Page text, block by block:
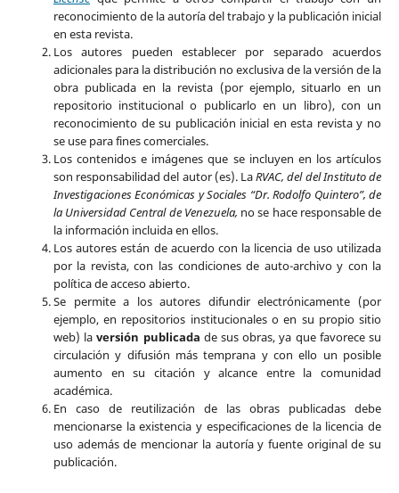
reconocimiento de la autoría del trabajo y la publicación inicial
en esta revista.
Los autores pueden establecer por separado acuerdos
adicionales para la distribución no exclusiva de la versión de la
obra publicada en la revista (por ejemplo, situarlo en un
repositorio institucional o publicarlo en un libro), con un
reconocimiento de su publicación inicial en esta revista y no
se use para fines comerciales.
Los contenidos e imágenes que se incluyen en los artículos
son responsabilidad del autor (es). LaRVAC, del del Instituto de
Investigaciones Económicas y Sociales “Dr. Rodolfo Quintero”, de
la Universidad Central de Venezuela, no se hace responsable de
la información incluida en ellos.
Los autores están de acuerdo con la licencia de uso utilizada
por la revista, con las condiciones de auto-archivo y con la
política de acceso abierto.
Se permite a los autores difundir electrónicamente (por
ejemplo, en repositorios institucionales o en su propio sitio
web) laversión publicada de sus obras, ya que favorece su
circulación y difusión más temprana y con ello un posible
aumento en su citación y alcance entre la comunidad
académica.
En caso de reutilización de las obras publicadas debe
mencionarse la existencia y especificaciones de la licencia de
uso además de mencionar la autoría y fuente original de su
publicación.